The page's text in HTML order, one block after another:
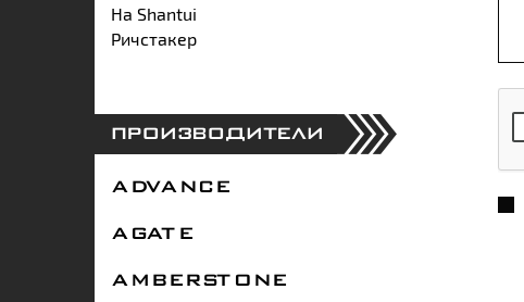
На Shantui
Ричстакер
ПРОИЗВОДИТЕЛИ
ADVANCE
AGATE
AMBERSTONE